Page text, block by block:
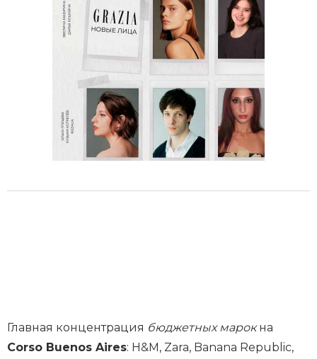
Главная концентрация бюджетных марокна
Corso Buenos Aires: H&M, Zara, Banana Republic,